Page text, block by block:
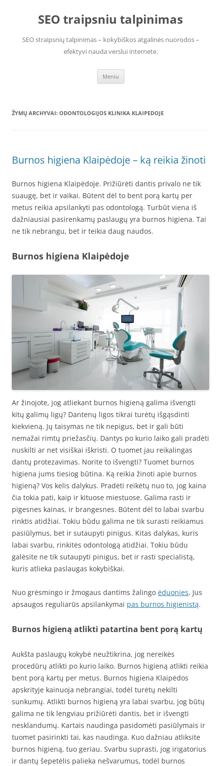
SEO traipsniu talpinimas
SEO straipsnių talpinimas – kokybiškos atgalinės nuorodos –
efektyvi nauda verslui internete.
Meniu
ŽYMŲ ARCHYVAI: ODONTOLOGIJOS KLINIKA KLAIPEDOJE
Burnos higiena Klaipėdoje – ką reikia žinoti
Burnos higiena Klaipėdoje. Prižiūrėti dantis privalo ne tik
suaugę, bet ir vaikai. Būtent dėl to bent porą kartų per
metus reikia apsilankyti pas odontologą. Turbūt viena iš
dažniausiai pasirenkamų paslaugų yra burnos higiena. Tai
ne tik nebrangu, bet ir teikia daug naudos.
Burnos higiena Klaipėdoje
Ar žinojote, jog atliekant burnos higieną galima išvengti
kitų galimų ligų? Dantenų ligos tikrai turėtų išgąsdinti
kiekvieną. Jų taisymas ne tik nepigus, bet ir gali būti
nemažai rimtų priežasčių. Dantys po kurio laiko gali pradėti
nuskilti ar net visiškai iškristi. O tuomet jau reikalingas
dantų protezavimas. Norite to išvengti? Tuomet burnos
higiena jums tiesiog būtina. Ką reikia žinoti apie burnos
higieną? Vos kelis dalykus. Pradėti reikėtų nuo to, jog kaina
čia tokia pati, kaip ir kituose miestuose. Galima rasti ir
pigesnes kainas, ir brangesnes. Būtent dėl to labai svarbu
rinktis atidžiai. Tokiu būdu galima ne tik surasti reikiamus
pasiūlymus, bet ir sutaupyti pinigus. Kitas dalykas, kuris
labai svarbu, rinkitės odontologą atidžiai. Tokiu būdu
galėsite ne tik sutaupyti pinigus, bet ir rasti specialistą,
kuris atlieka paslaugas kokybiškai.
Nuo grėsmingo ir žmogaus dantims žalingo ėduonies, Jus
apsaugos reguliarūs apsilankymai pas burnos higienistą.
Burnos higieną atlikti patartina bent porą kartų
Aukšta paslaugų kokybė neužtikrina, jog nereikės
procedūrų atlikti po kurio laiko. Burnos higieną atlikti reikia
bent porą kartų per metus. Burnos higiena Klaipėdos
apskrityje kainuoja nebrangiai, todėl turėtų nekilti
sunkumų. Atlikti burnos higieną yra labai svarbu, jog būtų
galima ne tik lengviau prižiūrėti dantis, bet ir išvengti
nesklandumų. Kartais naudinga pasidomėti pasiūlymais ir
tuomet pasirinkti tai, kas naudinga. Kuo dažniau atliksite
burnos higieną, tuo geriau. Svarbu suprasti, jog irigatorius
ir dantų šepetėlis palieka nešvarumus, todėl burnos